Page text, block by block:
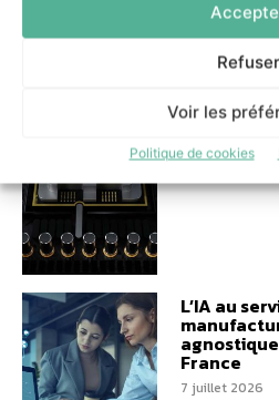
Refuser
Voir les
Politique de cookies
reprendre
IA ITS
3 août 2026
L’IA au
France
7 juillet 2026